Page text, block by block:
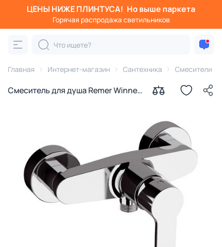
ЦЕНЫ НИЖЕ ПЛИНТУСА! Но выше паркета
Горячая распродажа светильников
Главная Интернет-магазин Сантехника Смесители
Смеситель для душа Remer Winner